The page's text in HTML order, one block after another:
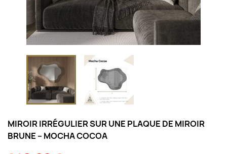
MIROIR IRRÉGULIER SUR UNE PLAQUE DE MIROIR
BRUNE – MOCHA COCOA